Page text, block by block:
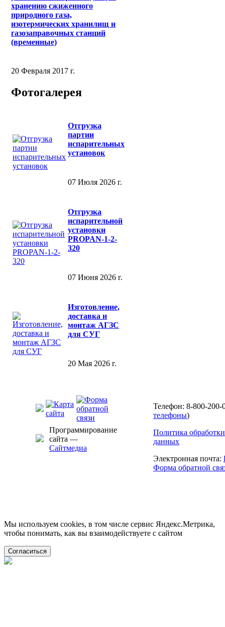
хранению сжиженного
природного газа,
изотермических хранилищ и
газозаправочных станций
(временные)
20 Февраля 2017 г.
Фотогалерея
Отгрузка
партии
испарительных
установок
07 Июля 2026 г.
Отгрузка
испарительной
установки
PROPAN-1-2-
320
07 Июня 2026 г.
Изготовление,
доставка и
монтаж АГЗС
для СУГ
20 Мая 2026 г.
Программирование
сайта —
Сайтмедиа
Телефон: 8-800-200-
телефоны)
Политика
данных
Электронная почта:
Форма обратной
Мы используем cookies, в том числе сервис Яндекс.Метрика,
чтобы понимать, как вы взаимодействуете с сайтом
Согласиться